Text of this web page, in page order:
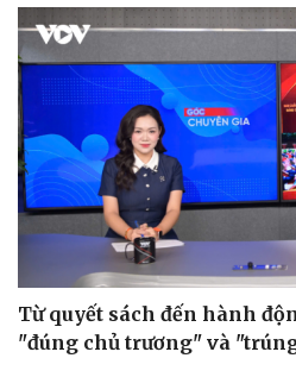
Từ quyết sách đến hành
"đúng chủ trương" và